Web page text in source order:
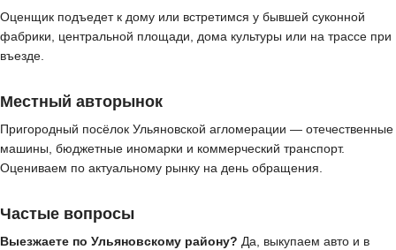
Оценщик подъедет к дому или встретимся у бывшей суконной
фабрики, центральной площади, дома культуры или на трассе при
въезде.
Местный авторынок
Пригородный посёлок Ульяновской агломерации — отечественные
машины, бюджетные иномарки и коммерческий транспорт.
Оцениваем по актуальному рынку на день обращения.
Частые вопросы
Выезжаете по Ульяновскому району? Да, выкупаем авто и в